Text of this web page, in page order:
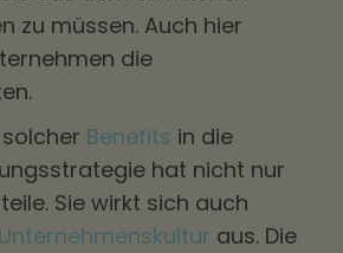
zu müssen. Auch hier
die
Benefits in die
hat nicht nur
Sie wirkt sich auch
Unternehmenskultur aus. Die